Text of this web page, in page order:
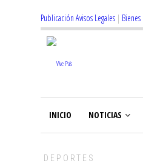
Publicación Avisos Legales | Bienes
INICIO NOTICIAS
DEPORTES